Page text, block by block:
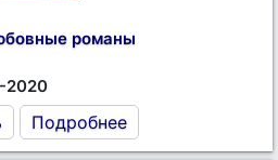
романы
2020
Подробнее